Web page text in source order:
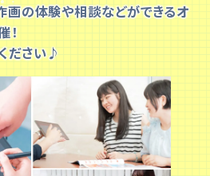
画の体験や相談などができるオ
！
ださい♪